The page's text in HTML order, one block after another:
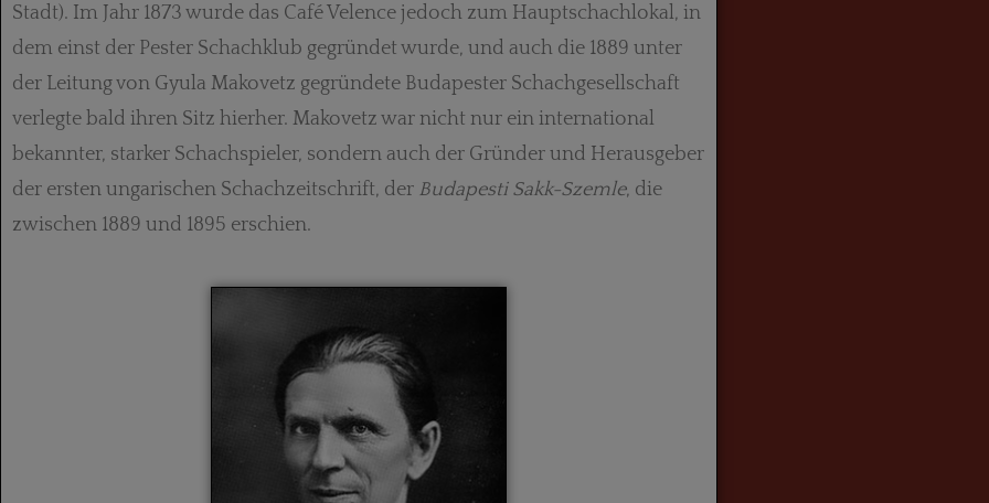
Stadt). Im Jahr 1873 wurde das Café Velence jedoch zum Hauptschachlokal, in
dem einst der Pester Schach­klub gegründet wurde, und auch die 1889 unter
der Leitung von Gyula Makovetz gegründete Budapester Schachgesellschaft
verlegte bald ihren Sitz hierher. Makovetz war nicht nur ein international
bekannter, starker Schachspieler, sondern auch der Gründer und Heraus­geber
der ersten ungarischen Schachzeitschrift, der Budapesti Sakk-Szemle, die
zwischen 1889 und 1895 erschien.